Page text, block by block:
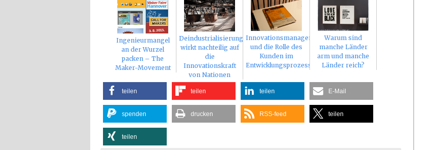
Ingenieurmangel
an der Wurzel
packen – The
Maker-Movement
Deindustrialisierung
wirkt nachteilig auf
die
Innovationskraft
von Nationen
Innovationsmanagement
und die Rolle des
Kunden im
Entwicklungsprozess
Warum sind
manche Länder
arm und manche
Länder reich?
teilen teilen teilen E-Mail
spenden drucken RSS-feed teilen
teilen